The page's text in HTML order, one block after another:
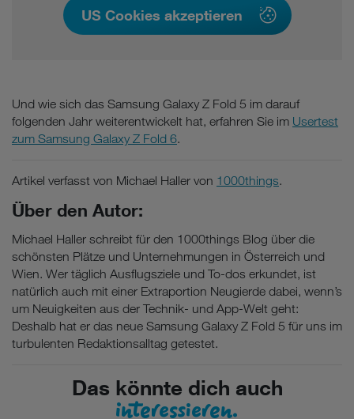
US Cookies akzeptieren
Und wie sich das Samsung Galaxy Z Fold 5 im darauf
folgenden Jahr weiterentwickelt hat, erfahren Sie im Usertest
zum Samsung Galaxy Z Fold 6.
Artikel verfasst von Michael Haller von 1000things.
Über den Autor:
Michael Haller schreibt für den 1000things Blog über die
schönsten Plätze und Unternehmungen in Österreich und
Wien. Wer täglich Ausflugsziele und To-dos erkundet, ist
natürlich auch mit einer Extraportion Neugierde dabei, wenn’s
um Neuigkeiten aus der Technik- und App-Welt geht:
Deshalb hat er das neue Samsung Galaxy Z Fold 5 für uns im
turbulenten Redaktionsalltag getestet.
Das könnte dich auch
interessieren.